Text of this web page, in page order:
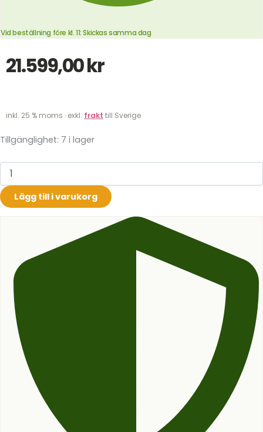
Vid beställning före kl. 11: Skickas samma dag
21.599,00kr
inkl. 25 % moms · exkl. frakt till Sverige
Tillgänglighet: 7 i lager
Lägg till i varukorg